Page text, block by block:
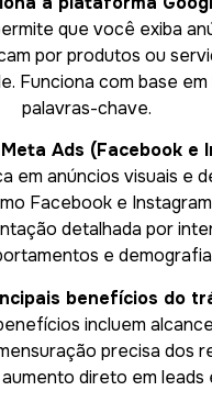
que você exiba
por produtos ou
Funciona com base
palavras-chave.
Ads (Facebook e
em anúncios visuais e
Facebook e
detalhada por
e
benefícios do
incluem
precisa dos
direto em leads